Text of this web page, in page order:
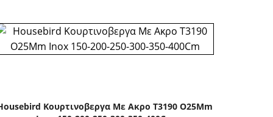
Κουρτινοβεργα Με Ακρο T3190 O25Mm